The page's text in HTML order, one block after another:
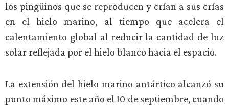
los pingüinos que se reproducen y crían a sus crías
en el hielo marino, al tiempo que acelera el
calentamiento global al reducir la cantidad de luz
solar reflejada por el hielo blanco hacia el espacio.
La extensión del hielo marino antártico alcanzó su
punto máximo este año el 10 de septiembre, cuando